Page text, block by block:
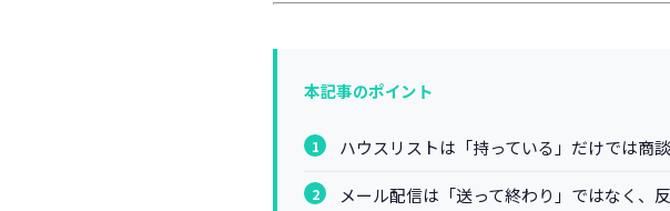
本記事のポイント
ハウスリストは「持っている」だけでは商
メール配信は「送って終わり」ではなく、